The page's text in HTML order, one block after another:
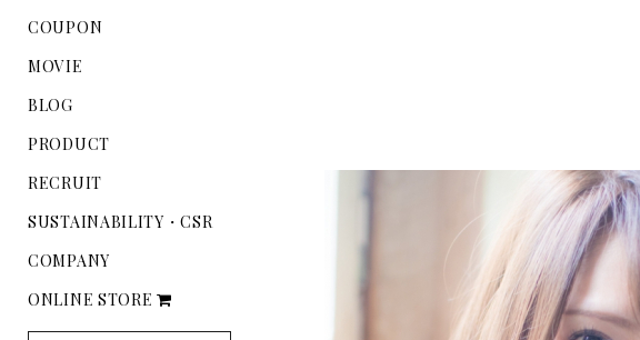
COUPON
MOVIE
BLOG
PRODUCT
RECRUIT
SUSTAINABILITY・CSR
COMPANY
ONLINE STORE